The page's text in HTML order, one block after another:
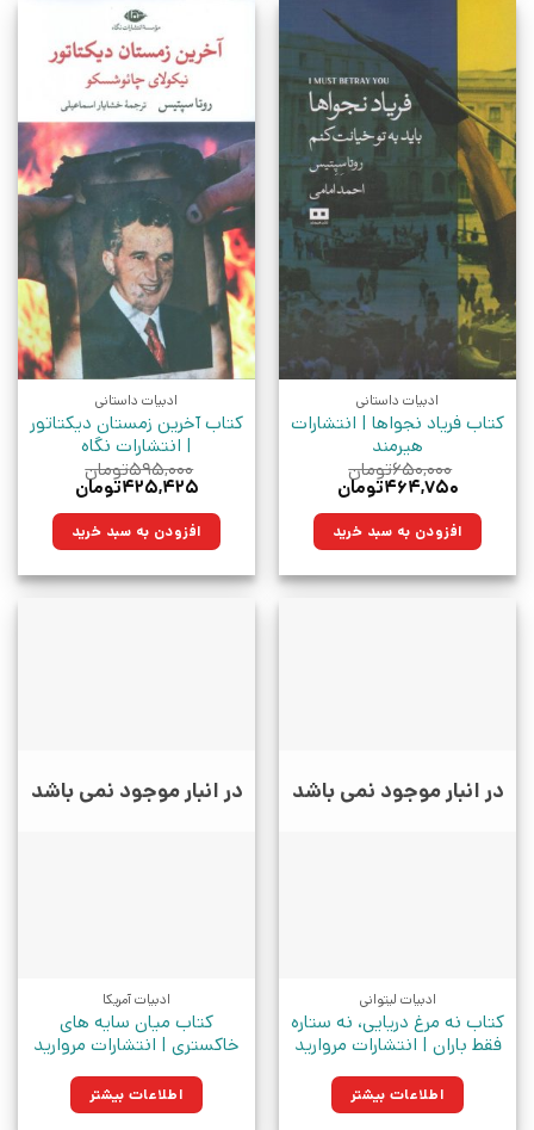
ادبیات داستانی
کتاب فریاد نجواها | انتشارات
هیرمند
۶۵۰,۰۰۰تومان
قیمت
۶۵۰,۰۰۰تومان
بود.
۴۶۴,۷۵۰تومان
۴۶۴,۷۵۰تومان.افزودن به سبد خرید
ادبیات داستانی
کتاب آخرین زمستان دیکتاتور
| انتشارات نگاه
۵۹۵,۰۰۰تومان
قیمت
۵۹۵,۰۰۰تومان
بود.
۴۲۵,۴۲۵تومان
۴۲۵,۴۲۵تومان. افزودن به سبد خرید
در انبار موجود نمی باشد
ادبیات لیتوانی
کتاب نه مرغ دریایی، نه ستاره
فقط باران | انتشارات مروارید
اطلاعات بیشتر
در انبار موجود نمی باشد
ادبیات آمریکا
کتاب میان سایه های
خاکستری | انتشارات مروارید
اطلاعات بیشتر